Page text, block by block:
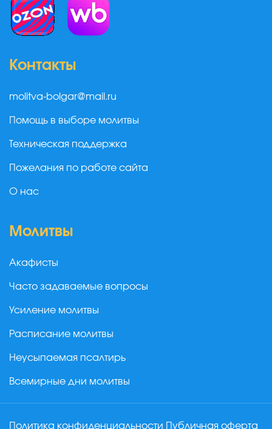
Контакты
molitva-bolgar@mail.ru
Помощь в выборе молитвы
Техническая поддержка
Пожелания по работе сайта
О нас
Молитвы
Акафисты
Часто задаваемые вопросы
Усиление молитвы
Расписание молитвы
Неусыпаемая псалтирь
Всемирные дни молитвы
Политика конфиденциальности Публичная оферта